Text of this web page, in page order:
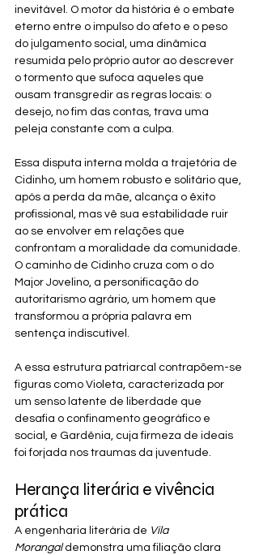
inevitável. O motor da história é o embate
eterno entre o impulso do afeto e o peso
do julgamento social, uma dinâmica
resumida pelo próprio autor ao descrever
o tormento que sufoca aqueles que
ousam transgredir as regras locais: o
desejo, no fim das contas, trava uma
peleja constante com a culpa.
Essa disputa interna molda a trajetória de
Cidinho, um homem robusto e solitário que,
após a perda da mãe, alcança o êxito
profissional, mas vê sua estabilidade ruir
ao se envolver em relações que
confrontam a moralidade da comunidade.
O caminho de Cidinho cruza com o do
Major Jovelino, a personificação do
autoritarismo agrário, um homem que
transformou a própria palavra em
sentença indiscutível.
A essa estrutura patriarcal contrapõem-se
figuras como Violeta, caracterizada por
um senso latente de liberdade que
desafia o confinamento geográfico e
social, e Gardênia, cuja firmeza de ideais
foi forjada nos traumas da juventude.
Herança literária e vivência
prática
A engenharia literária de Vila
Morangal demonstra uma filiação clara